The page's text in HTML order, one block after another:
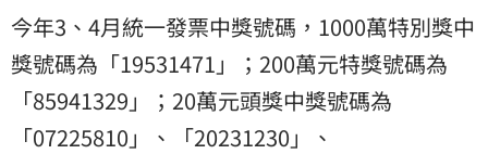
今年3、4月統一發票中獎號碼，1000萬特別獎中
獎號碼為「19531471」；200萬元特獎號碼為
「85941329」；20萬元頭獎中獎號碼為
「07225810」、「20231230」、